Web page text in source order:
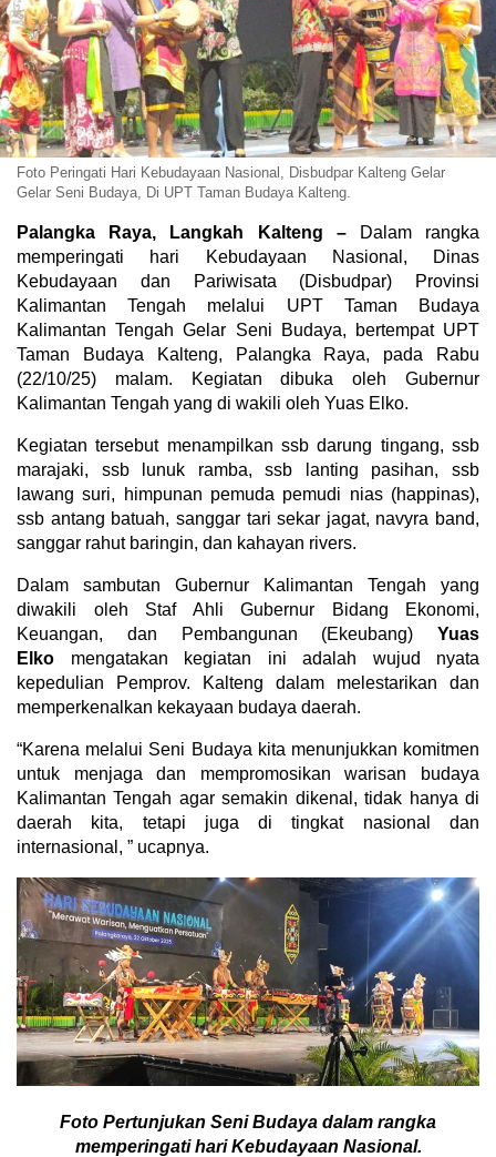
Foto Peringati Hari Kebudayaan Nasional, Disbudpar Kalteng Gelar
Gelar Seni Budaya, Di UPT Taman Budaya Kalteng.
Palangka Raya, Langkah Kalteng –Dalam rangka
memperingati hari Kebudayaan Nasional , Dinas
Kebudayaan dan Pariwisata (Disbudpar) Provinsi
Kalimantan Tengah melalui UPT Taman Budaya
Kalimantan TengahGelar Seni Budaya, bertempat UPT
Taman Budaya Kalteng, Palangka Raya, pada Rabu
(22/10/25) malam. Kegiatan dibuka oleh Gubernur
Kalimantan Tengah yang di wakili oleh Yuas Elko.
Kegiatan tersebut menampilkan ssb darung tingang, ssb
marajaki, ssb lunuk ramba, ssb lanting pasihan, ssb
lawang suri, himpunan pemuda pemudi nias (happinas),
ssb antang batuah, sanggar tari sekar jagat, navyra band,
sanggar rahut baringin, dan kahayan rivers.
Dalam sambutan Gubernur Kalimantan Tengah yang
diwakili oleh Staf Ahli Gubernur Bidang Ekonomi,
Keuangan, dan Pembangunan (Ekeubang) Yuas
Elko mengatakan kegiatan ini adalah wujud nyata
kepedulian Pemprov. Kalteng dalam melestarikan dan
memperkenalkan kekayaan budaya daerah.
“Karena melalui Seni Budaya kita menunjukkan komitmen
untuk menjaga dan mempromosikan warisan budaya
Kalimantan Tengah agar semakin dikenal, tidak hanya di
daerah kita, tetapi juga di tingkat nasional dan
internasional, ” ucapnya.
Foto Pertunjukan Seni Budaya dalam rangka
memperingati hari Kebudayaan Nasional.